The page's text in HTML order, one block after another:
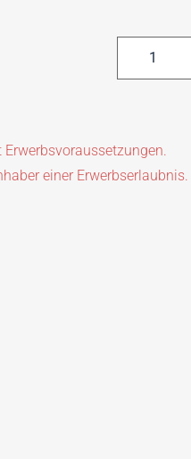
Erwerbsvoraussetzungen.
einer Erwerbserlaubnis.